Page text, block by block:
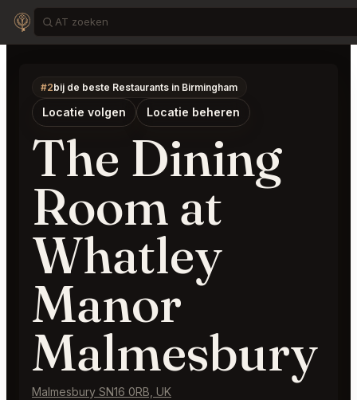
#2bij de beste Restaurants in Birmingham
Locatie volgen Locatie beheren
The Dining
Room at
Whatley
Manor
Malmesbury
Malmesbury SN16 0RB, UK